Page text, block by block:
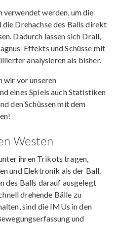
verwendet werden, um die
Drehachse des Balls direkt
Dadurch lassen sich Drall,
Effekts und Schüsse mit
analysieren als bisher.
wir vor unseren
eines Spiels auch Statistiken
den Schüssen mit dem
Westen
ihren Trikots tragen,
und Elektronik als der Ball.
des Balls darauf ausgelegt
drehende Bälle zu
sind die IMUs in den
und